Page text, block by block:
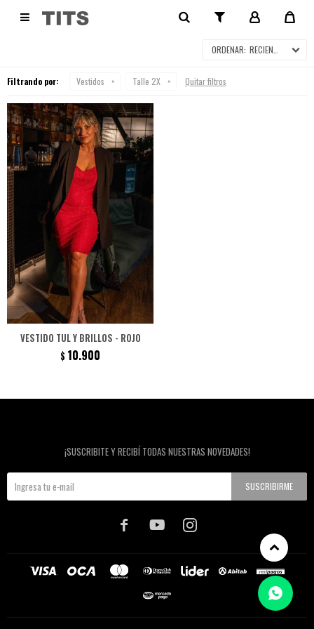
 VESTIDOS
RECIENTES
Filtrando por: Vestidos Talle 2X Quitar filtros
VESTIDO TUL Y BRILLOS - ROJO
$ 10.900
¡SUSCRIBITE Y RECIBÍ TODAS NUESTRAS NOVEDADES!
SUSCRIBIRME
  